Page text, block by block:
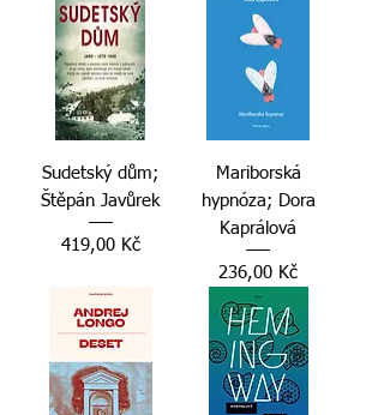
Sudetský dům;
Štěpán Javůrek
Cena
419,00 Kč
Mariborská
hypnóza; Dora
Kaprálová
Cena
236,00 Kč